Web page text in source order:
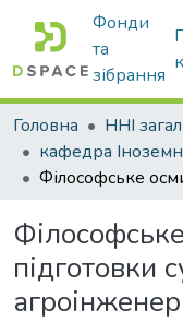
Фонди
та
зібрання
Головна
кафедра
підготовки